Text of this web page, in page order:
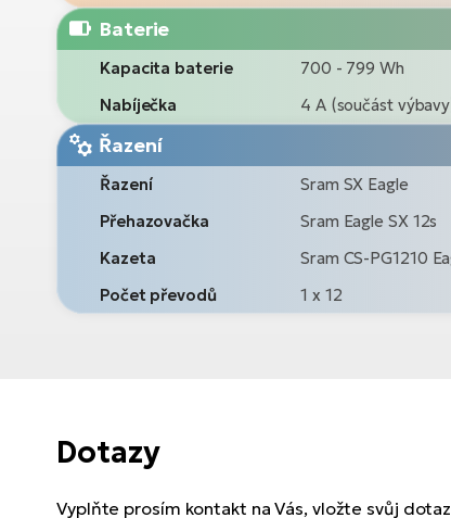
Baterie
Kapacita baterie
700 - 799 Wh
Nabíječka
4 A (součást
Řazení
Řazení
Sram SX Eagle
Přehazovačka
Sram Eagle SX 12s
Kazeta
Sram CS-PG1210
Počet převodů
1 x 12
Dotazy
Vyplňte prosím kontakt na Vás, vložte svůj